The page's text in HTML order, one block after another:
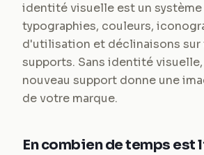
identité visuelle est un
typographies, couleurs,
d'utilisation et déclinaisons sur
supports. Sans identité
nouveau support donne une
de votre marque.
En combien de temps est